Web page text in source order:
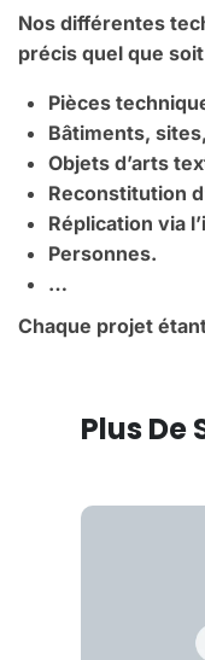
Nos différentes
précis quel que
Pièces
Bâtiments,
Objets d’arts
Reconstitution
Réplication via
Personnes.
…
Chaque projet
Plus De